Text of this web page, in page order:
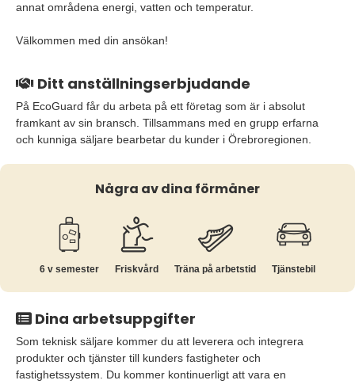
annat områdena energi, vatten och temperatur.
Välkommen med din ansökan!
Ditt anställningserbjudande
På EcoGuard får du arbeta på ett företag som är i absolut
framkant av sin bransch. Tillsammans med en grupp erfarna
och kunniga säljare bearbetar du kunder i Örebroregionen.
Några av dina förmåner
6 v semester Friskvård Träna på arbetstid Tjänstebil
Dina arbetsuppgifter
Som teknisk säljare kommer du att leverera och integrera
produkter och tjänster till kunders fastigheter och
fastighetssystem. Du kommer kontinuerligt att vara en